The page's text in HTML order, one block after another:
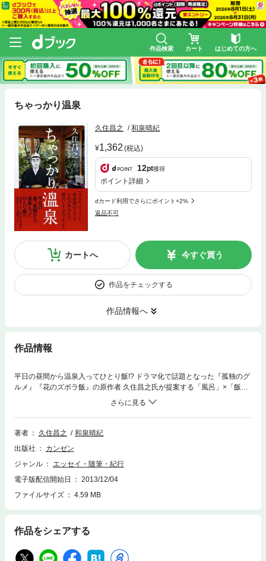
作品検索 カート はじめての方へ
ちゃっかり温泉
久住昌之 和泉晴紀
1,362 (税込)
12pt獲得
ポイント詳細
dカード利用でさらにポイント+2%
返品不可
カートへ 今すぐ買う
作品をチェックする
作品情報へ
作品情報
平日の昼間から温泉入ってひとり飯!? ドラマ化で話題となった『孤独のグ
ルメ』『花のズボラ飯』の原作者 久住昌之氏が提案する「風呂」×「飯」
エッセイの第2弾! 温泉につかって体の心まで温まったあと、 キューっとビ
ールで一杯飲るもよし。 甘いもので小腹を満たすもよし。 温泉着く前に
おやつラーメンを食すもよし。 【なんかちょっと罪悪感のようなものがあ
るんだ。贅沢し過ぎのような】 (『ちゃっかり温泉』本文より) 原稿催促の
ず送ります」 と言いながら、 タオルと着替えをバックに詰め、向かった
先は温泉っ!??? 情報を検索して、宿の予約を入れて、荷造りして。 準備
かも。 非日常のオアシスは案外身近! 案外手軽! ちゃっかり温泉”ってのも
ありじゃないですか!? 【目次】 第一話 綱島温泉と焼き鳥 第二話 高井戸温
生ハムサラダ 第七話 深大寺温泉と天盛り蕎麦 第八話 花小金井の湯とアイ
スクリーム 第九話 戸越銀座温泉と鴨クレソン 第十話 麻布黒美水温泉と焼
きそば
著者 久住昌之
和泉晴紀
出版社
カンゼン
ジャンル
エッセイ・随筆・紀行
電子版配信開始日
2013/12/04
ファイルサイズ
4.59 MB
作品をシェアする